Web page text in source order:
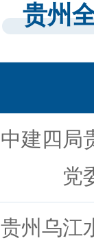
贵州
中建四局
党
贵州乌江